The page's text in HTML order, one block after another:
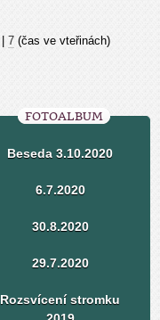
7 (čas ve vteřinách)
FOTOALBUM
Beseda 3.10.2020
6.7.2020
30.8.2020
29.7.2020
Rozsvícení stromku